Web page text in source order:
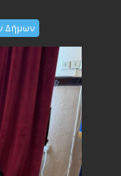
Δήμων